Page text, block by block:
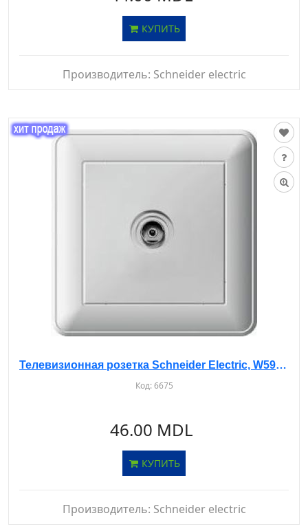
КУПИТЬ
Производитель: Schneider electric
Телевизионная розетка Schneider Electric, W59 RTS-151-1-86, с/у, с рамкой, IP20, белая
Код:6675
46.00 MDL
КУПИТЬ
Производитель: Schneider electric